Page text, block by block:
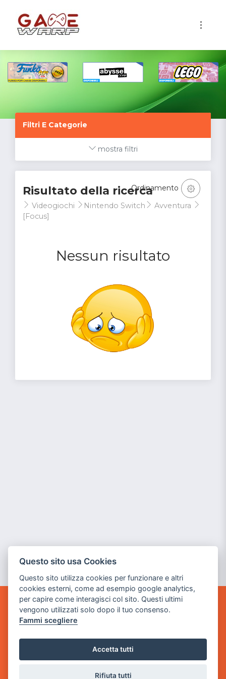
Filtri E Categorie
mostra filtri
Risultato della ricerca
Videogiochi Nintendo Switch
Avventura
[Focus]
Nessun risultato
Ordinamento
GAME WARP
BY POWER GAME SRL
Sede Legale
via Villaggio dei Platani, 3
- 25014 Castenedolo, Brescia
Questo sito usa Cookies
Questo sito utilizza cookies per funzionare e altri
cookies esterni, come ad esempio google analytics,
per capire come interagisci col sito. Questi ultimi
vengono utilizzati solo dopo il tuo consenso.
Fammi scegliere
Accetta tutti
Rifiuta tutti